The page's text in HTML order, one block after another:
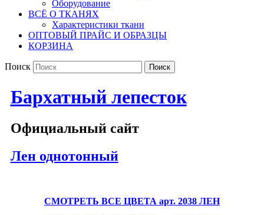
Оборудование
ВСЁ О ТКАНЯХ
Характеристики ткани
ОПТОВЫЙ ПРАЙС И ОБРАЗЦЫ
КОРЗИНА
Поиск
Бархатный лепесток
Официальный сайт
Лен однотонный
СМОТРЕТЬ ВСЕ ЦВЕТА арт. 2038 ЛЕН